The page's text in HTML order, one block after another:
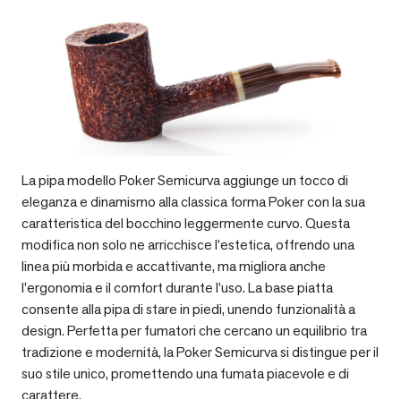
La pipa modello Poker Semicurva aggiunge un tocco di
eleganza e dinamismo alla classica forma Poker con la sua
caratteristica del bocchino leggermente curvo. Questa
modifica non solo ne arricchisce l’estetica, offrendo una
linea più morbida e accattivante, ma migliora anche
l’ergonomia e il comfort durante l’uso. La base piatta
consente alla pipa di stare in piedi, unendo funzionalità a
design. Perfetta per fumatori che cercano un equilibrio tra
tradizione e modernità, la Poker Semicurva si distingue per il
suo stile unico, promettendo una fumata piacevole e di